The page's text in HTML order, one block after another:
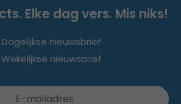
Elke dag vers. Mis niks!
Dagelijkse nieuwsbrief
Wekelijkse nieuwsbrief